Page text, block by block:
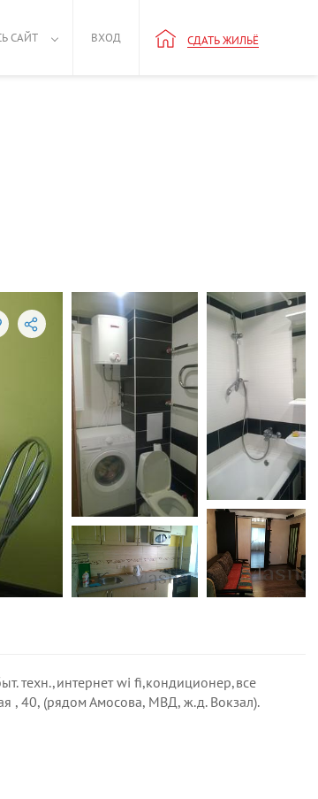
САЙТ ВХОД СДАТЬ ЖИЛЬЁ
техн.,интернет wi fi,кондиционер,все
, 40, (рядом Амосова, МВД, ж.д. Вокзал).